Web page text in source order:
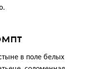
в поле белых